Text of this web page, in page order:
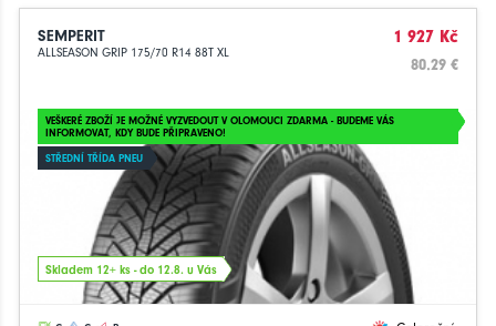
SEMPERIT
ALLSEASON GRIP 175/70 R14 88T XL
1 927 Kč
80.29 €
VEŠKERÉ ZBOŽÍ JE MOŽNÉ VYZVEDOUT V OLOMOUCI ZDARMA - BUDEME VÁS
INFORMOVAT, KDY BUDE PŘIPRAVENO!
STŘEDNÍ TŘÍDA PNEU
Skladem 12+ ks - do 12.8. u Vás